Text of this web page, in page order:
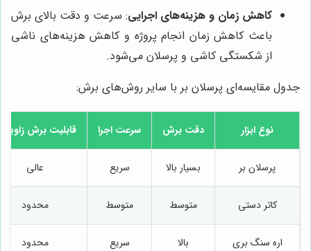
کاهش زمان و هزینه‌های اجرایی: سرعت و دقت بالای برش
باعث کاهش زمان انجام پروژه و کاهش هزینه‌های ناشی
از شکستگی کاشی و پرسلان می‌شود.
جدول مقایسه‌ای پرسلان بر با سایر روش‌های برش:
نوع ابزار دقت برش سرعت اجرا قابلیت برش
پرسلان بر بسیار بالا سریع عالی
کاتر دستی متوسط متوسط محدود
اره سنگ بری بالا سریع محدود